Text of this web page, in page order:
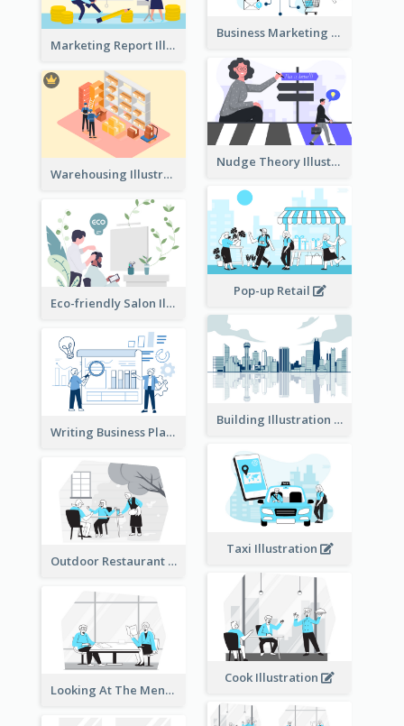
Business Marketing
Marketing Report Illustration
Nudge Theory Illustration
Warehousing Illustration
Pop-up Retail
Eco-friendly Salon Illustration
Building Illustration
Writing Business Plan Illustration
Taxi Illustration
Outdoor Restaurant Illustration
Cook Illustration
Looking At The Menu Illustration